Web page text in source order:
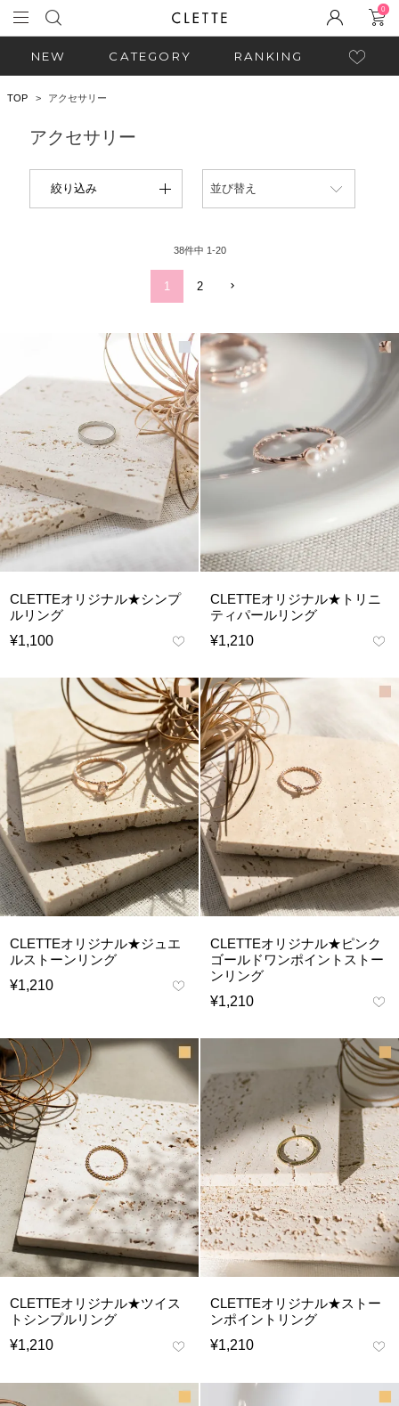
0
NEW CATEGORY RANKING
TOP アクセサリー
アクセサリー
絞り込み 並び替え
38件中 1-20
1 2
CLETTEオリジナル★シンプ
ルリング
¥1,100
CLETTEオリジナル★トリニ
ティパールリング
¥1,210
CLETTEオリジナル★ジュエ
ルストーンリング
¥1,210
CLETTEオリジナル★ピンク
ゴールドワンポイントストー
ンリング
¥1,210
CLETTEオリジナル★ツイス
トシンプルリング
¥1,210
CLETTEオリジナル★ストー
ンポイントリング
¥1,210